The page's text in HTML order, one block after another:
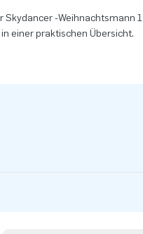
Skydancer -Weihnachtsmann 1
einer praktischen Übersicht.